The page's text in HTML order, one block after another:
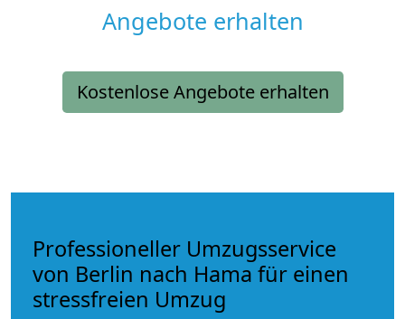
Angebote erhalten
Kostenlose Angebote erhalten
Professioneller Umzugsservice
von Berlin nach Hama für einen
stressfreien Umzug